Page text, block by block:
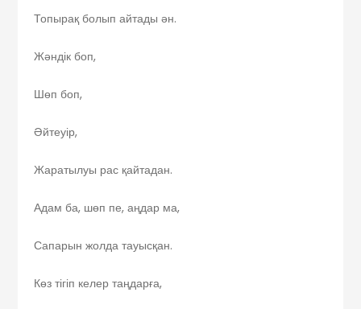
Топырақ болып айтады ән.
Жәндік боп,
Шөп боп,
Әйтеуір,
Жаратылуы рас қайтадан.
Адам ба, шөп пе, аңдар ма,
Сапарын жолда тауысқан.
Көз тігіп келер таңдарға,